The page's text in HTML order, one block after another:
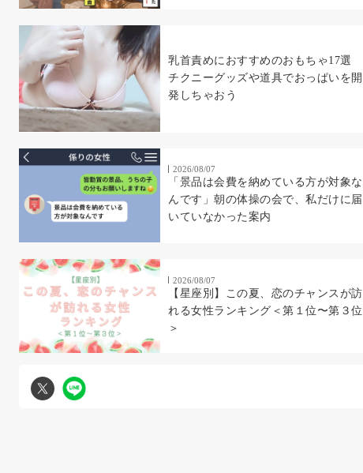
乳首責めにおすすめのおもちゃ17選
チクニーグッズや道具でおっぱいを開
発しちゃおう
2026/08/07
「景品は会費を納めている方が対象な
んです」朝の体操の会で、私だけに届
いていなかった案内
2026/08/07
【星座別】この夏、恋のチャンスが訪
れる女性ランキング＜第１位〜第３位
＞